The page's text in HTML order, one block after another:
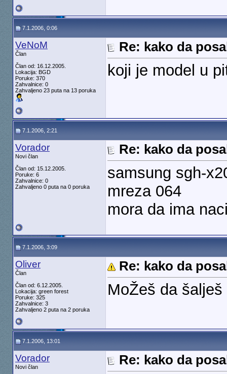
7.1.2006, 0:06
VeNoM
Član
Član od: 16.12.2005.
Lokacija: BGD
Poruke: 370
Zahvalnice: 0
Zahvaljeno 23 puta na 13 poruka
Re: kako da
koji je model u
7.1.2006, 2:21
Vorador
Novi član
Član od: 15.12.2005.
Poruke: 6
Zahvalnice: 0
Zahvaljeno 0 puta na 0 poruka
Re: kako da
samsung sgh-
mreza 064
mora da ima
7.1.2006, 3:09
Oliver
Član
Član od: 6.12.2005.
Lokacija: green forest
Poruke: 325
Zahvalnice: 3
Zahvaljeno 2 puta na 2 poruka
Re: kako da
MoŽeš da
7.1.2006, 13:01
Vorador
Novi član
Re: kako da